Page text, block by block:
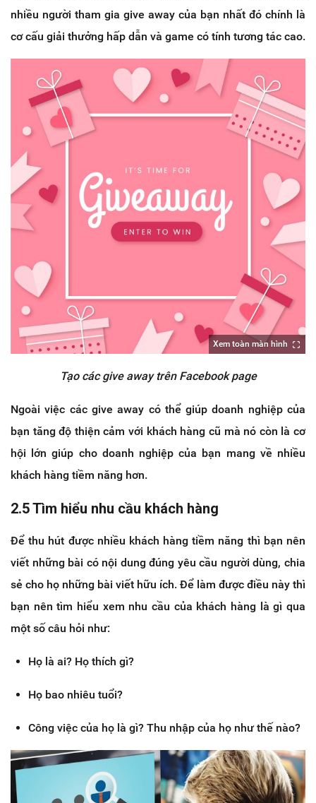
nhiều người tham gia give away của bạn nhất đó chính là
cơ cấu giải thưởng hấp dẫn và game có tính tương tác cao.
Xem toàn màn hình
Tạo các give away trên Facebook page
Ngoài việc các give away có thể giúp doanh nghiệp của
bạn tăng độ thiện cảm với khách hàng cũ mà nó còn là cơ
hội lớn giúp cho doanh nghiệp của bạn mang về nhiều
khách hàng tiềm năng hơn.
2.5 Tìm hiểu nhu cầu khách hàng
Để thu hút được nhiều khách hàng tiềm năng thì bạn nên
viết những bài có nội dung đúng yêu cầu người dùng, chia
sẻ cho họ những bài viết hữu ích. Để làm được điều này thì
bạn nên tìm hiểu xem nhu cầu của khách hàng là gì qua
một số câu hỏi như:
Họ là ai? Họ thích gì?
Họ bao nhiêu tuổi?
Công việc của họ là gì? Thu nhập của họ như thế nào?